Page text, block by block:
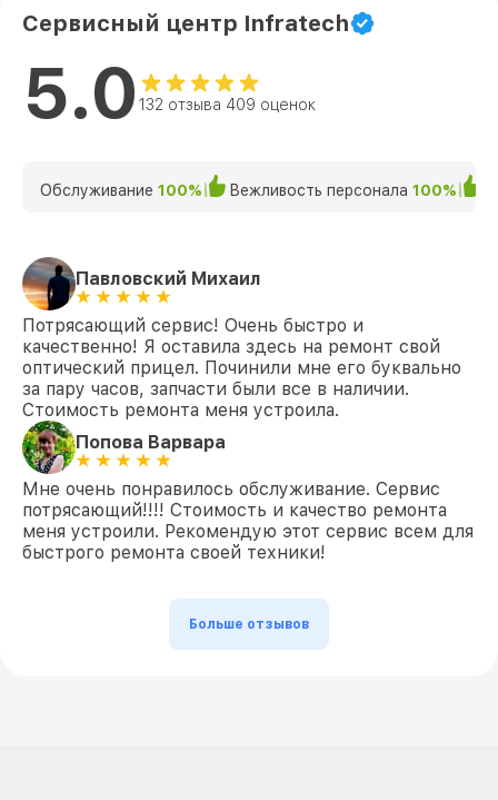
Сервисный центр Infratech
5.0 132 отзыва 409 оценок
Обслуживание 100% Вежливость персонала 100%
Павловский Михаил
Потрясающий сервис! Очень быстро и
качественно! Я оставила здесь на ремонт свой
оптический прицел. Починили мне его буквально
за пару часов, запчасти были все в наличии.
Стоимость ремонта меня устроила.
Попова Варвара
Мне очень понравилось обслуживание. Сервис
потрясающий!!!! Стоимость и качество ремонта
меня устроили. Рекомендую этот сервис всем для
быстрого ремонта своей техники!
Больше отзывов